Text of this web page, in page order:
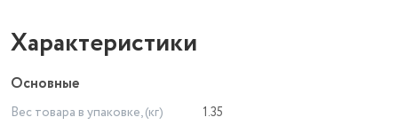
Высота стакана - 10 см, диаметр - 55 мм.
Характеристики
Основные
Вес товара в упаковке, (кг)
1.35